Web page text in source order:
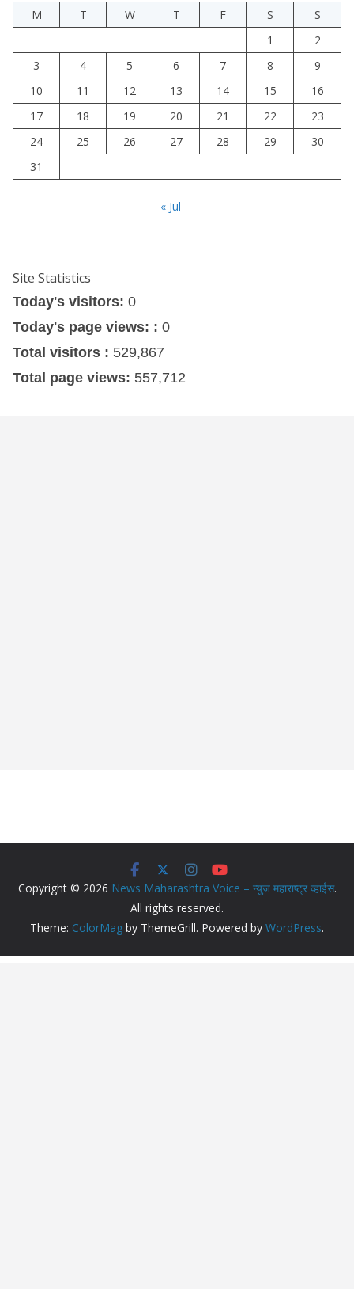
M
T W T F S
S
1
2
3
4 5 6 7 8
9
10
11 12 13 14 15
16
17
18 19 20 21 22
23
24
25 26 27 28 29
30
31
« Jul
Site Statistics
Today's visitors: 0
Today's page views: : 0
Total visitors : 529,867
Total page views: 557,712
Copyright © 2026 News Maharashtra Voice – न्युज महाराष्ट्र व्हाईस.
All rights reserved.
Theme: ColorMag by ThemeGrill. Powered by WordPress.